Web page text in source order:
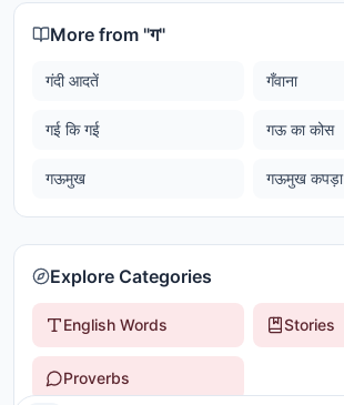
More from "ग"
गंदी आदतें गँवाना
गई कि गई गऊ का कोस
गऊमुख गऊमुख कपड़ा
Explore Categories
English Words Stories
Proverbs